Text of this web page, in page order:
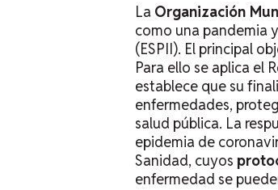
La Organización
como una pandemia
(ESPII). El principal
Para ello se aplica el
establece que su
enfermedades,
salud pública. La
epidemia de
Sanidad, cuyos
enfermedad se